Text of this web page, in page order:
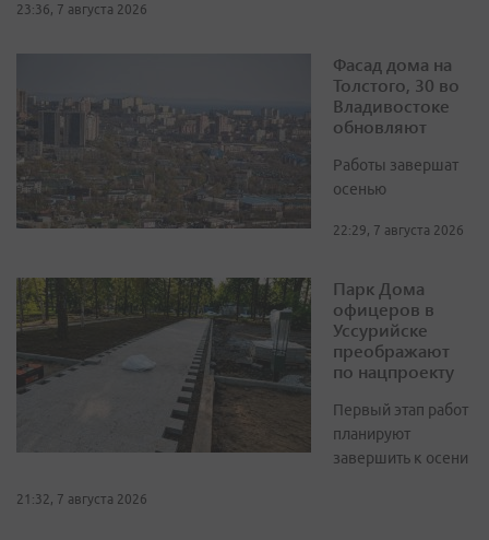
23:36, 7 августа 2026
Фасад дома на
Толстого, 30 во
Владивостоке
обновляют
Работы завершат
осенью
22:29, 7 августа 2026
Парк Дома
офицеров в
Уссурийске
преображают
по нацпроекту
Первый этап работ
планируют
завершить к осени
21:32, 7 августа 2026